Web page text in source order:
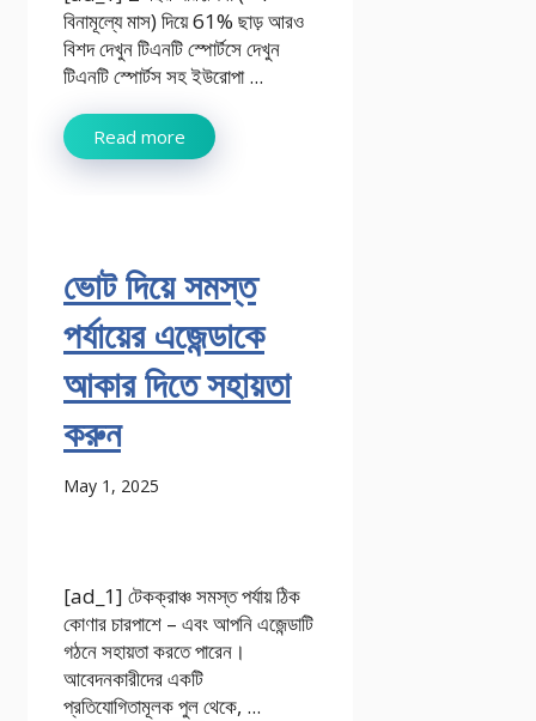
বিনামূল্যে মাস) দিয়ে 61% ছাড় আরও
বিশদ দেখুন টিএনটি স্পোর্টসে দেখুন
টিএনটি স্পোর্টস সহ ইউরোপা ...
Read more
ভোট দিয়ে সমস্ত
পর্যায়ের এজেন্ডাকে
আকার দিতে সহায়তা
করুন
May 1, 2025
[ad_1] টেকক্রাঞ্চ সমস্ত পর্যায় ঠিক
কোণার চারপাশে – এবং আপনি এজেন্ডাটি
গঠনে সহায়তা করতে পারেন।
আবেদনকারীদের একটি
প্রতিযোগিতামূলক পুল থেকে, ...